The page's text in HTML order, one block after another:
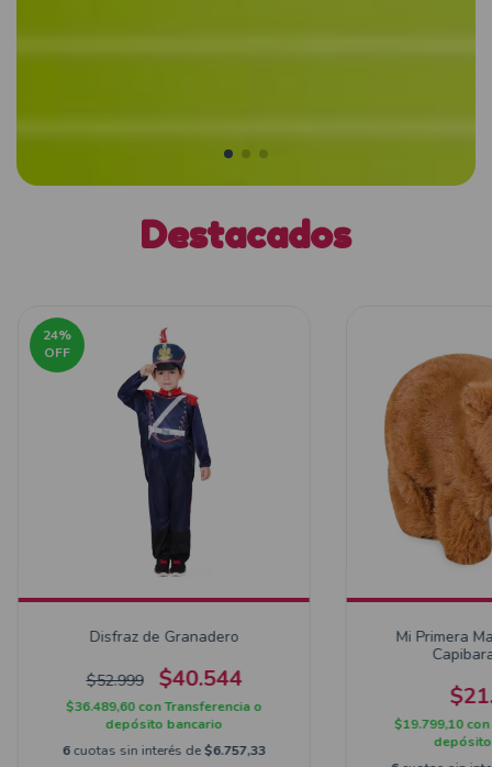
Destacados
24%
OFF
Disfraz de Granadero
$52.999 $40.544
$36.489,60conTransferencia o
depósito bancario
6cuotas sin interés de$6.757,33
Mi Primera
$19.799,10con